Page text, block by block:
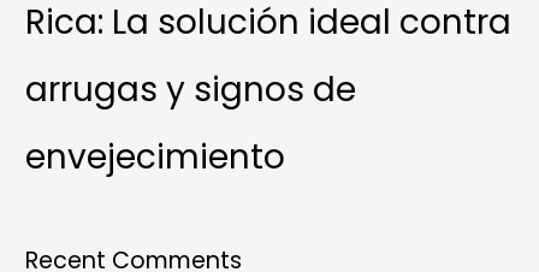
Rica: La solución ideal contra
arrugas y signos de
envejecimiento
Recent Comments